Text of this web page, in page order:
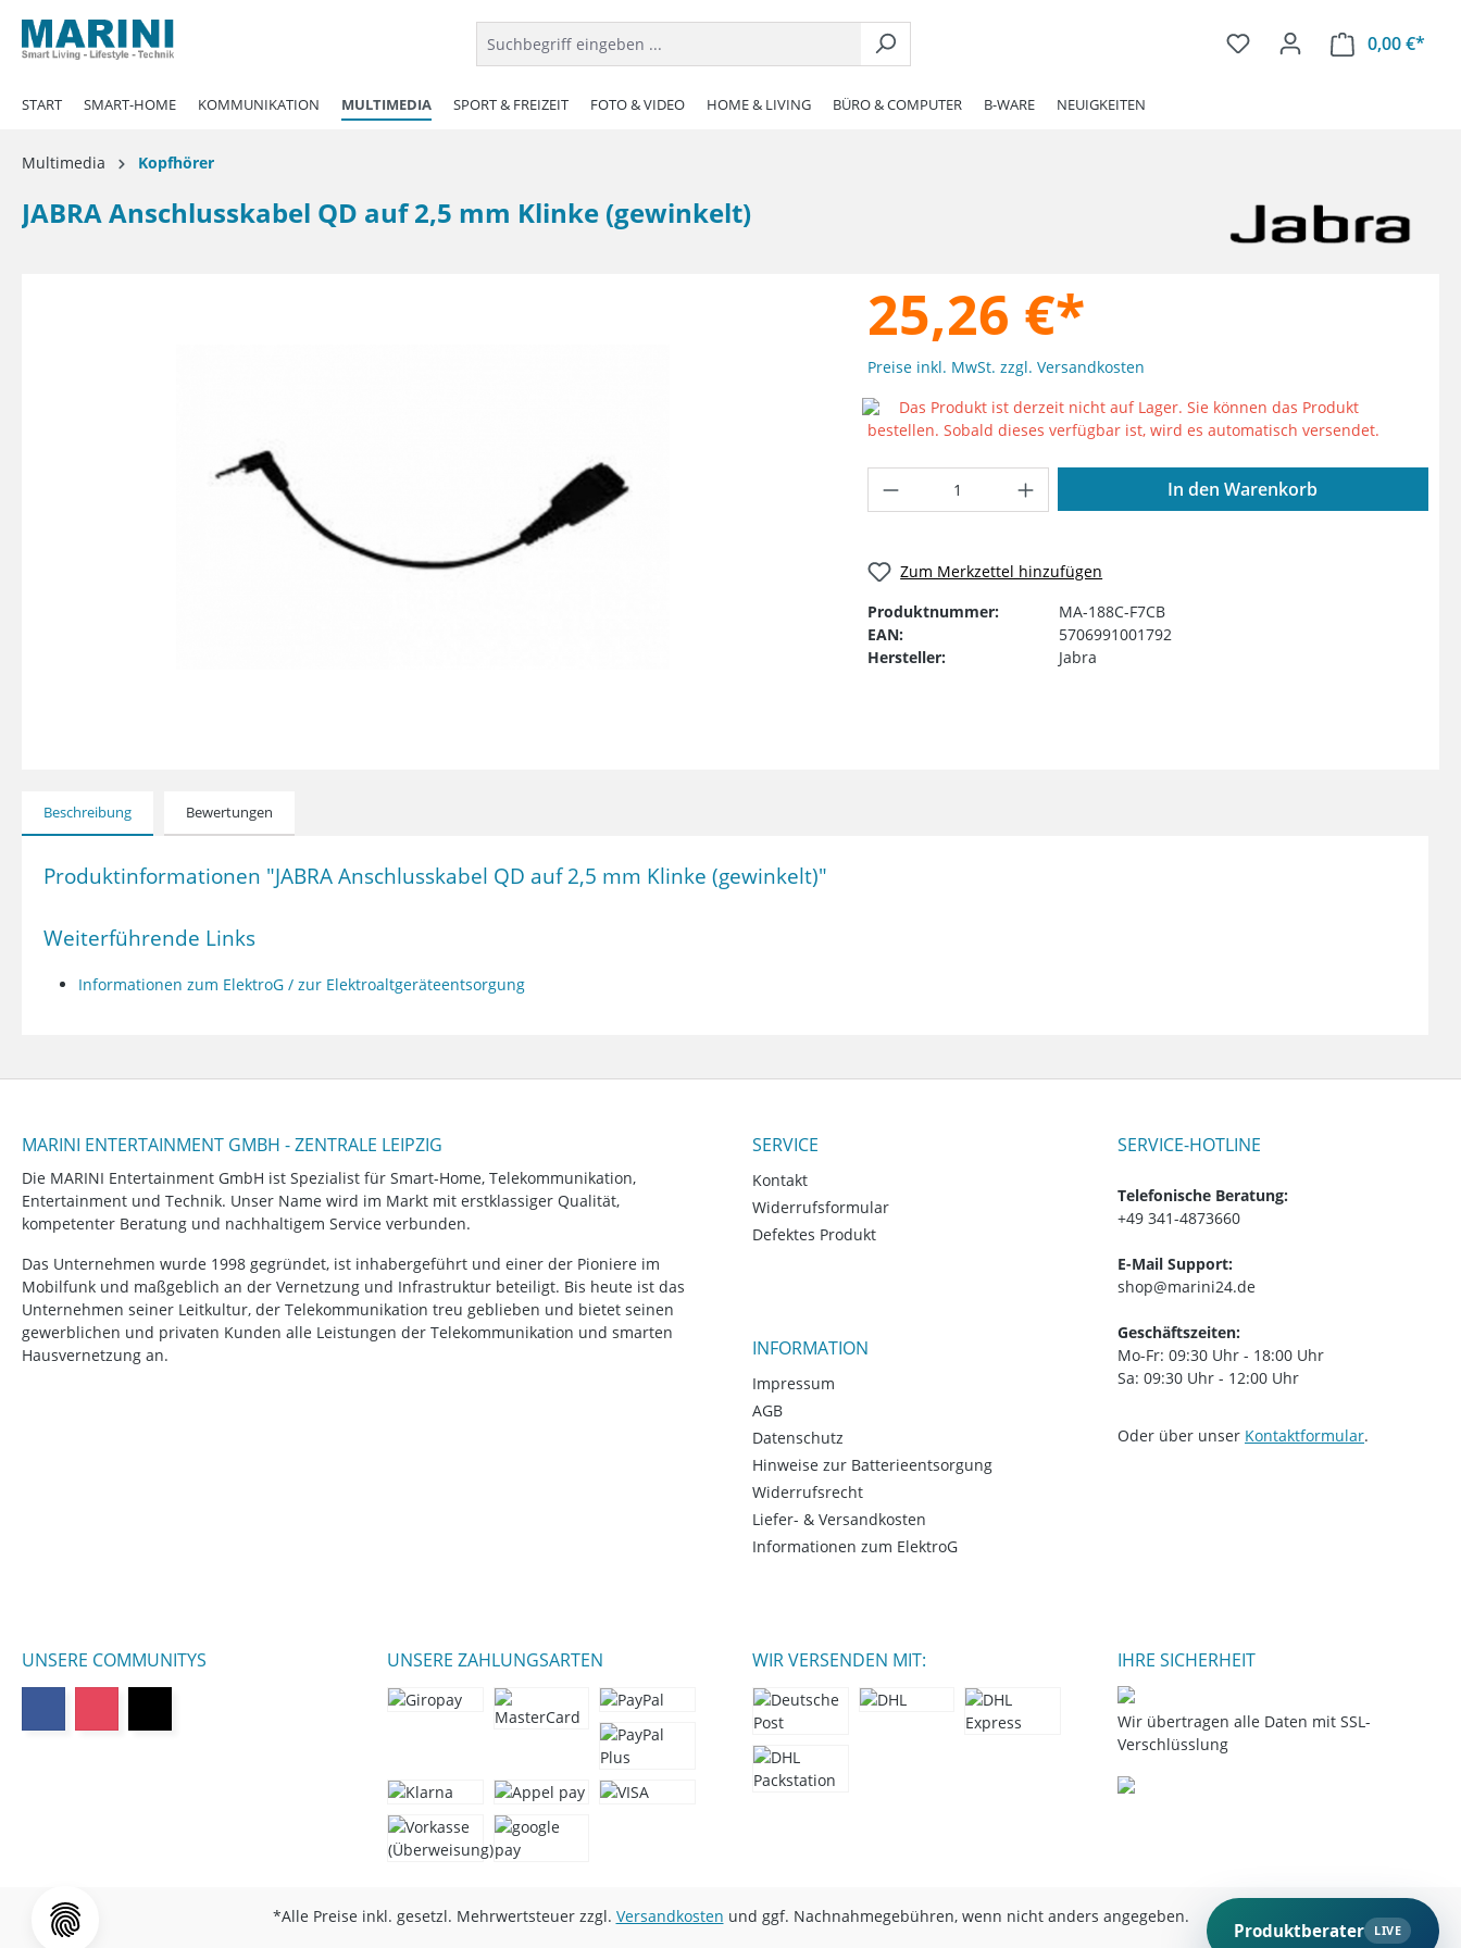
Zur Hauptnavigation springen
0,00 €*
START SMART-HOME KOMMUNIKATION MULTIMEDIA SPORT & FREIZEIT FOTO & VIDEO HOME & LIVING BÜRO & COMPUTER B-WARE NEUIGKEITEN
Multimedia Kopfhörer
JABRA Anschlusskabel QD auf 2,5 mm Klinke (gewinkelt)
25,26 €*
Preise inkl. MwSt. zzgl. Versandkosten
Das Produkt ist derzeit nicht auf Lager. Sie können das Produkt
bestellen. Sobald dieses verfügbar ist, wird es automatisch versendet.
Produkt Anzahl: Gib den gewünschten Wert
In den Warenkorb
Zum Merkzettel hinzufügen
Produktnummer:
MA-188C-F7CB
EAN:
5706991001792
Hersteller:
Jabra
Beschreibung Bewertungen
Produktinformationen "JABRA Anschlusskabel QD auf 2,5 mm Klinke (gewinkelt)"
Weiterführende Links
Informationen zum ElektroG / zur Elektroaltgeräteentsorgung
MARINI ENTERTAINMENT GMBH - ZENTRALE LEIPZIG
Die MARINI Entertainment GmbH ist Spezialist für Smart-Home, Telekommunikation,
Entertainment und Technik. Unser Name wird im Markt mit erstklassiger Qualität,
kompetenter Beratung und nachhaltigem Service verbunden.
Das Unternehmen wurde 1998 gegründet, ist inhabergeführt und einer der Pioniere im
Mobilfunk und maßgeblich an der Vernetzung und Infrastruktur beteiligt. Bis heute ist das
Unternehmen seiner Leitkultur, der Telekommunikation treu geblieben und bietet seinen
gewerblichen und privaten Kunden alle Leistungen der Telekommunikation und smarten
Hausvernetzung an.
SERVICE
Kontakt
Widerrufsformular
Defektes Produkt
INFORMATION
Impressum
AGB
Datenschutz
Hinweise zur Batterieentsorgung
Widerrufsrecht
Liefer- & Versandkosten
Informationen zum ElektroG
SERVICE-HOTLINE
Telefonische Beratung:
+49 341-4873660
E-Mail Support:
shop@marini24.de
Geschäftszeiten:
Mo-Fr: 09:30 Uhr - 18:00 Uhr
Sa: 09:30 Uhr - 12:00 Uhr
Oder über unser Kontaktformular.
UNSERE COMMUNITYS UNSERE ZAHLUNGSARTEN WIR VERSENDEN MIT: IHRE SICHERHEIT
Wir übertragen alle Daten mit SSL-
Verschlüsslung
*Alle Preise inkl. gesetzl. Mehrwertsteuer zzgl. Versandkosten und ggf. Nachnahmegebühren, wenn nicht anders angegeben.
Produktberater LIVE